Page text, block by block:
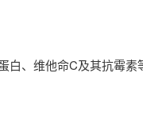
白、维他命C及其抗霉